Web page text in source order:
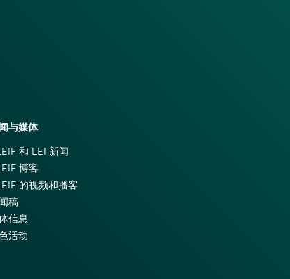
与媒体
和 LEI 新闻
博客
的视频和播客
稿
信息
活动